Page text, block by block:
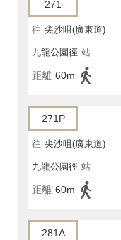
271
往 尖沙咀(廣東道)
九龍公園徑 站
距離 60m
271P
往 尖沙咀(廣東道)
九龍公園徑 站
距離 60m
281A